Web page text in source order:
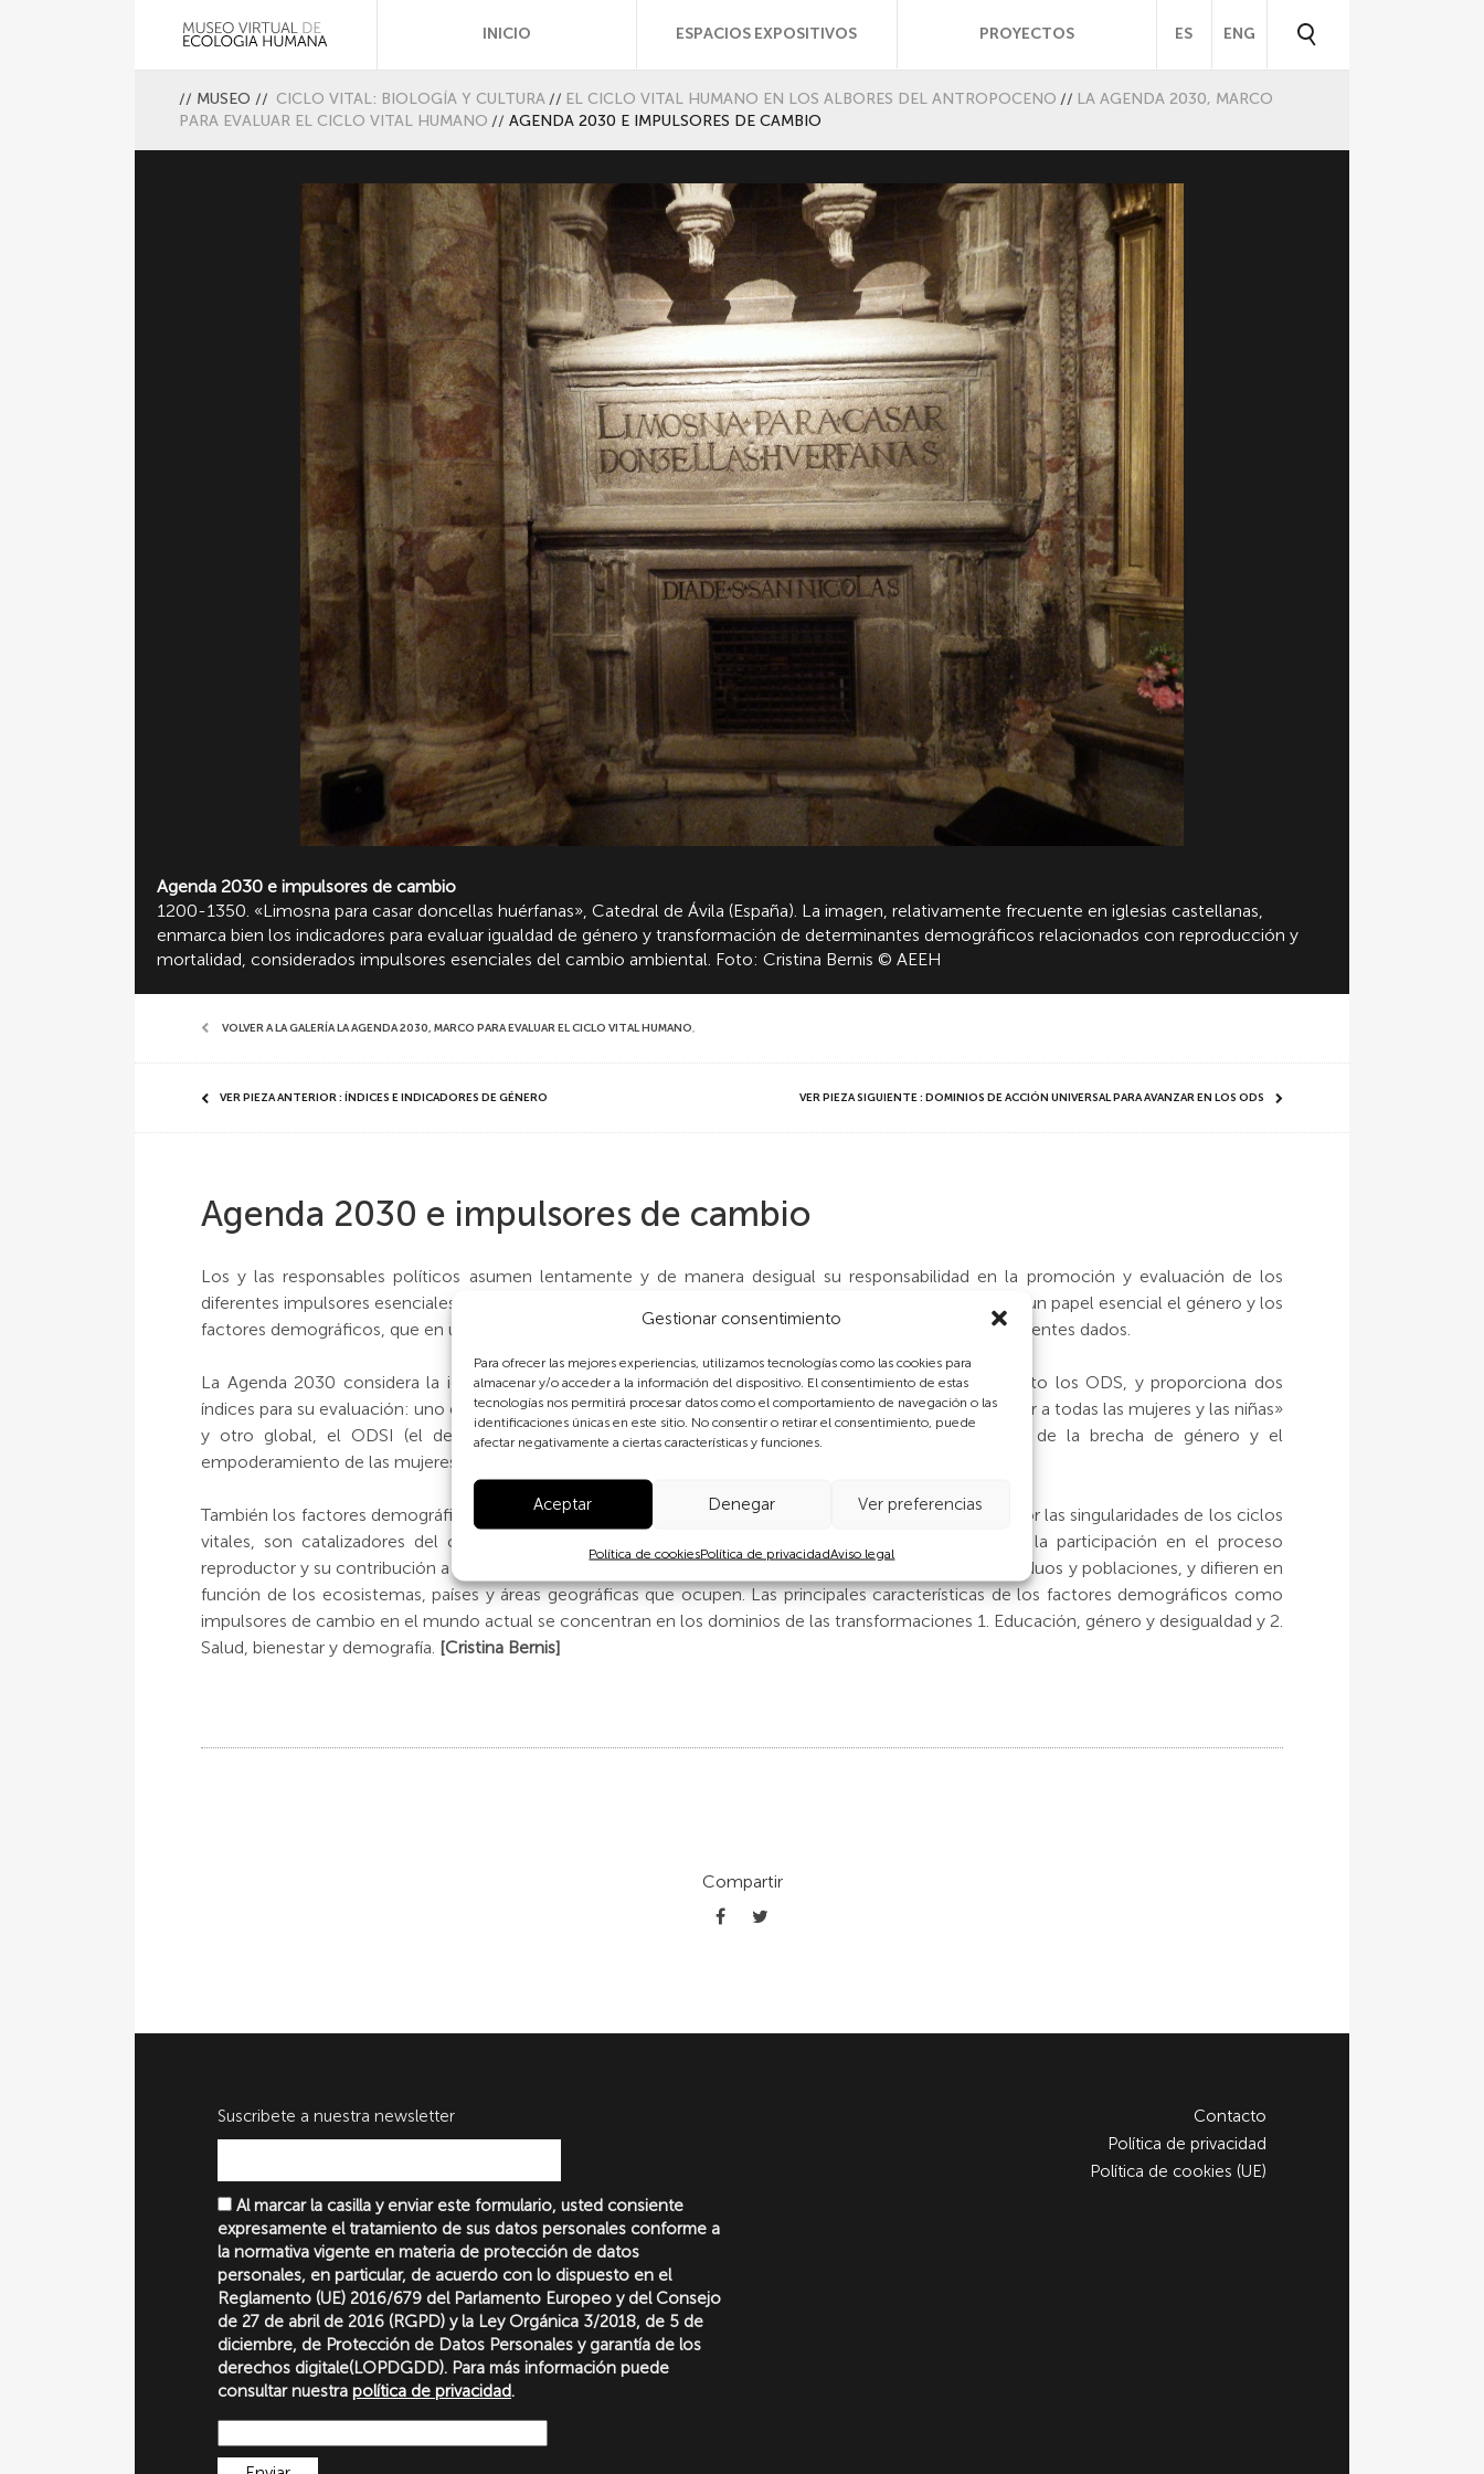
Gestionar consentimiento
Para ofrecer las mejores experiencias, utilizamos tecnologías como las cookies para
almacenar y/o acceder a la información del dispositivo. El consentimiento de estas
tecnologías nos permitirá procesar datos como el comportamiento de navegación o las
identificaciones únicas en este sitio. No consentir o retirar el consentimiento, puede
afectar negativamente a ciertas características y funciones.
Aceptar Denegar Ver preferencias
Política de cookiesPolítica de privacidadAviso legal
INICIO ESPACIOS EXPOSITIVOS PROYECTOS ES ENG
// MUSEO // CICLO VITAL: BIOLOGÍA Y CULTURA // EL CICLO VITAL HUMANO EN LOS ALBORES DEL ANTROPOCENO // LA AGENDA 2030, MARCO
PARA EVALUAR EL CICLO VITAL HUMANO // AGENDA 2030 E IMPULSORES DE CAMBIO
Agenda 2030 e impulsores de cambio
1200-1350. «Limosna para casar doncellas huérfanas», Catedral de Ávila (España). La imagen, relativamente frecuente en iglesias castellanas,
enmarca bien los indicadores para evaluar igualdad de género y transformación de determinantes demográficos relacionados con reproducción y
mortalidad, considerados impulsores esenciales del cambio ambiental. Foto: Cristina Bernis © AEEH
VOLVER A LA GALERÍA LA AGENDA 2030, MARCO PARA EVALUAR EL CICLO VITAL HUMANO,
VER PIEZA ANTERIOR : ÍNDICES E INDICADORES DE GÉNERO VER PIEZA SIGUIENTE : DOMINIOS DE ACCIÓN UNIVERSAL PARA AVANZAR EN LOS ODS
Agenda 2030 e impulsores de cambio
Los y las responsables políticos asumen lentamente y de manera desigual su responsabilidad en la promoción y evaluación de los
diferentes impulsores esenciales del cambio ambiental propuesto por la Agenda 2030. Entre ellos tienen un papel esencial el género y los
factores demográficos, que en última instancia se asocian con las singularidades los ciclos vitales en ambientes dados.
La Agenda 2030 considera la igualdad de género como un «catalizador» para el progreso del conjunto los ODS, y proporciona dos
índices para su evaluación: uno específico, el ODS5 para «lograr la igualdad entre los géneros y empoderar a todas las mujeres y las niñas»
y otro global, el ODSI (el denominado «Indicador global de los ODS», para evaluar la influencia de la brecha de género y el
empoderamiento de las mujeres sobre la consecución conjunta de los 17 ODS
También los factores demográficos, ligados siempre a reproducción, viabilidad y migración, y definidos por las singularidades de los ciclos
vitales, son catalizadores del cambio. La duración de las etapas de la vida, las edades de muerte, la participación en el proceso
reproductor y su contribución a las generaciones sucesivas se expresan de manera diferencial entre individuos y poblaciones, y difieren en
función de los ecosistemas, países y áreas geográficas que ocupen. Las principales características de los factores demográficos como
impulsores de cambio en el mundo actual se concentran en los dominios de las transformaciones 1. Educación, género y desigualdad y 2.
Salud, bienestar y demografía. [Cristina Bernis]
Compartir
Suscribete a nuestra newsletter
Al marcar la casilla y enviar este formulario, usted consiente
expresamente el tratamiento de sus datos personales conforme a
la normativa vigente en materia de protección de datos
personales, en particular, de acuerdo con lo dispuesto en el
Reglamento (UE) 2016/679 del Parlamento Europeo y del Consejo
de 27 de abril de 2016 (RGPD) y la Ley Orgánica 3/2018, de 5 de
diciembre, de Protección de Datos Personales y garantía de los
derechos digitale(LOPDGDD). Para más información puede
consultar nuestra política de privacidad.
Contacto
Política de privacidad
Política de cookies (UE)